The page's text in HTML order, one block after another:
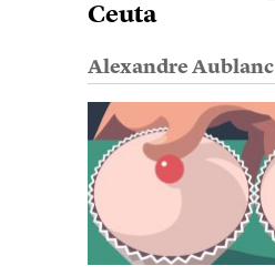
Ceuta
Alexandre Aublanc